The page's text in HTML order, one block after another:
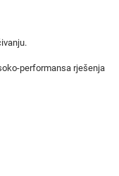
performansa rješenja